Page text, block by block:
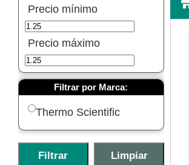
Precio mínimo
Precio máximo
Filtrar por Marca:
Thermo Scientific